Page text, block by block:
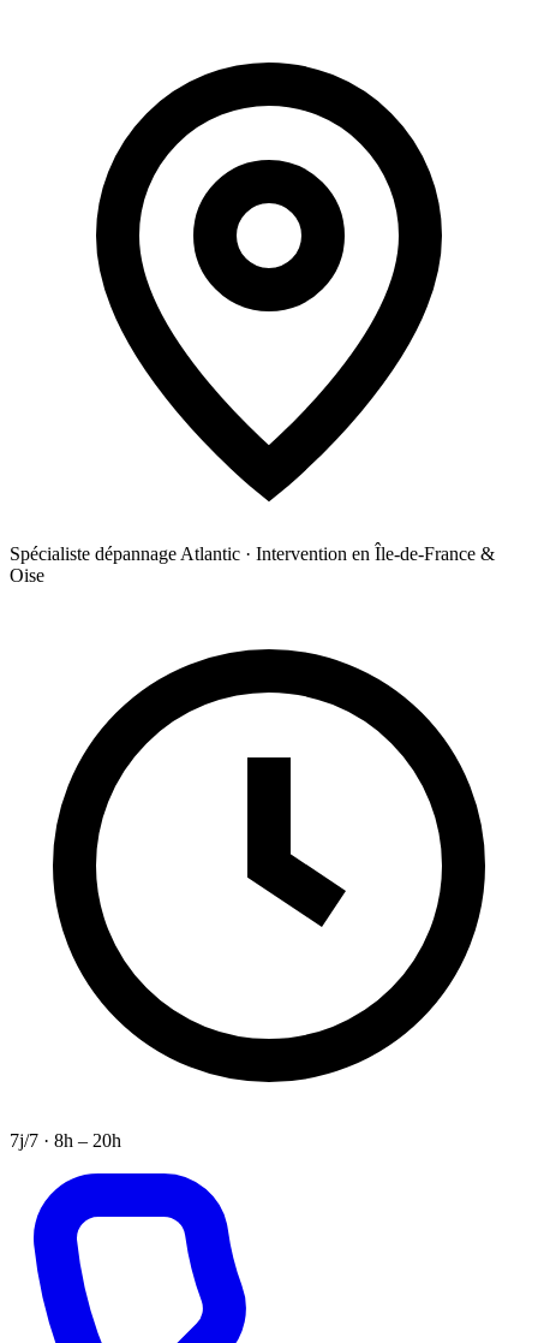
Spécialiste dépannage Atlantic · Intervention en Île-de-France &
Oise
7j/7 · 8h – 20h